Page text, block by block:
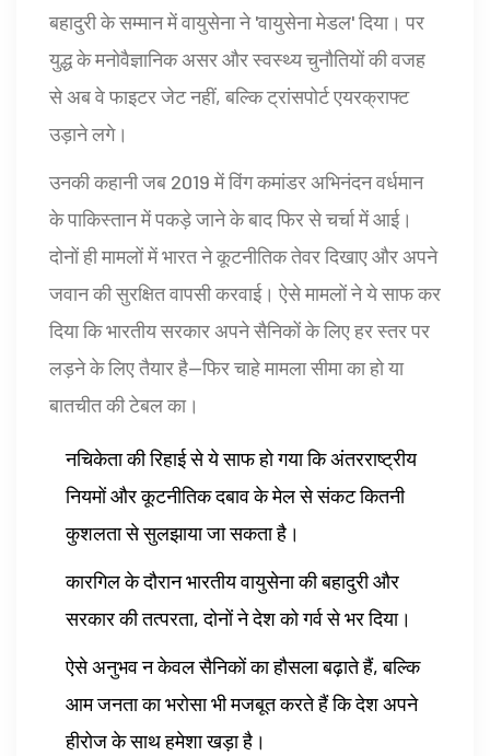
बहादुरी के सम्मान में वायुसेना ने 'वायुसेना मेडल' दिया। पर
युद्ध के मनोवैज्ञानिक असर और स्वस्थ्य चुनौतियों की वजह
से अब वे फाइटर जेट नहीं, बल्कि ट्रांसपोर्ट एयरक्राफ्ट
उड़ाने लगे।
उनकी कहानी जब 2019 में विंग कमांडर अभिनंदन वर्धमान
के पाकिस्तान में पकड़े जाने के बाद फिर से चर्चा में आई।
दोनों ही मामलों में भारत ने कूटनीतिक तेवर दिखाए और अपने
जवान की सुरक्षित वापसी करवाई। ऐसे मामलों ने ये साफ कर
दिया कि भारतीय सरकार अपने सैनिकों के लिए हर स्तर पर
लड़ने के लिए तैयार है—फिर चाहे मामला सीमा का हो या
बातचीत की टेबल का।
नचिकेता की रिहाई से ये साफ हो गया कि अंतरराष्ट्रीय
नियमों और कूटनीतिक दबाव के मेल से संकट कितनी
कुशलता से सुलझाया जा सकता है।
कारगिल के दौरान भारतीय वायुसेना की बहादुरी और
सरकार की तत्परता, दोनों ने देश को गर्व से भर दिया।
ऐसे अनुभव न केवल सैनिकों का हौसला बढ़ाते हैं, बल्कि
आम जनता का भरोसा भी मजबूत करते हैं कि देश अपने
हीरोज के साथ हमेशा खड़ा है।